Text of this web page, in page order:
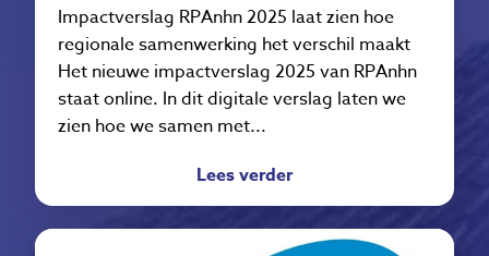
Impactverslag RPAnhn 2025 laat zien hoe
regionale samenwerking het verschil maakt
Het nieuwe impactverslag 2025 van RPAnhn
staat online. In dit digitale verslag laten we
zien hoe we samen met...
Lees verder